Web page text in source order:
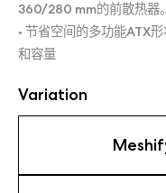
360/280 mm的前散热器。
• 节省空间的多功能ATX
和容量
Variation